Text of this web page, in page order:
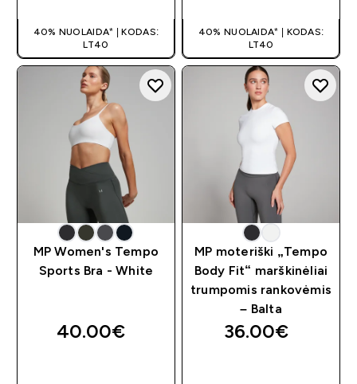
40% NUOLAIDA* | KODAS:
LT40
40% NUOLAIDA* | KODAS:
LT40
MP Women's Tempo
Sports Bra - White
40.00€‎
MP moteriški „Tempo
Body Fit“ marškinėliai
trumpomis rankovėmis
– Balta
36.00€‎